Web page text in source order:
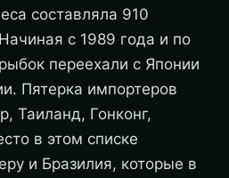
составляла 910
с 1989 года и по
переехали с Японии
Пятерка импортеров
Таиланд, Гонконг,
в этом списке
и Бразилия, которые в